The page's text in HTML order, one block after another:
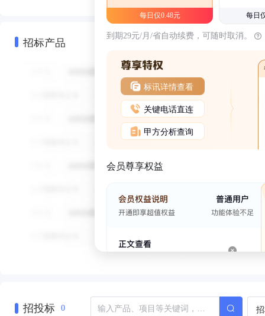
招标产品
每日仅0.48元 每日
到期29元/月/省自动续费，可随时取消。
标讯详情查看
关键电话直连
甲方分析查询
会员尊享权益
招投标 0